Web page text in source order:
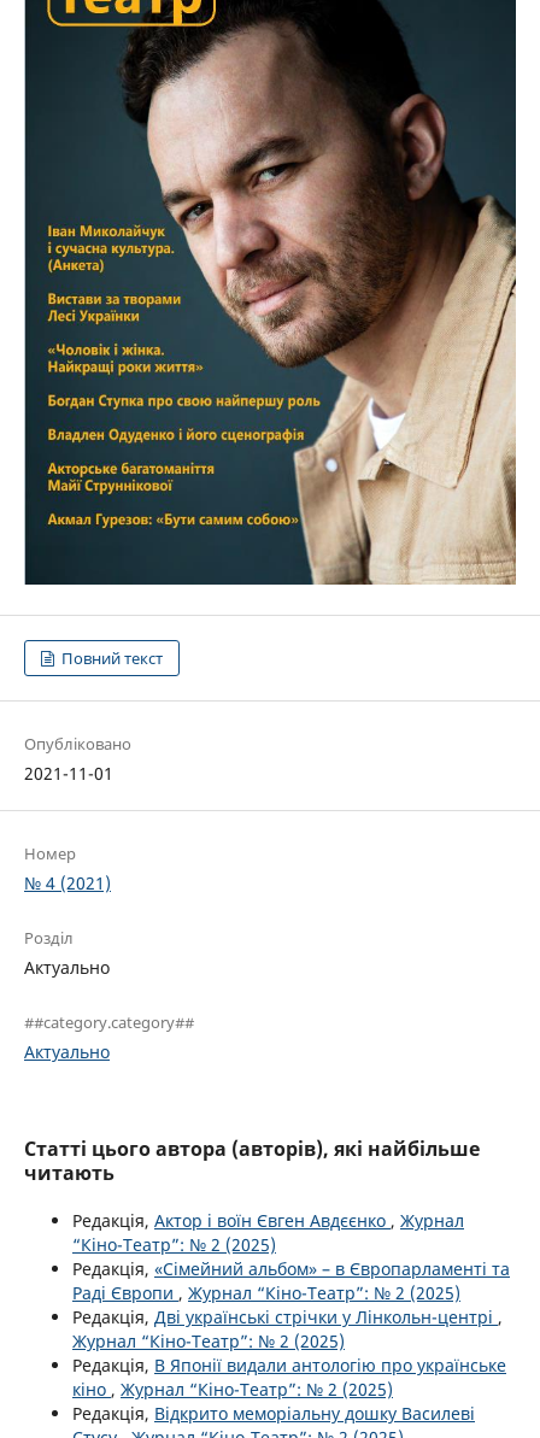
Повний текст
Опубліковано
2021-11-01
Номер
№ 4 (2021)
Розділ
Актуально
##category.category##
Актуально
Статті цього автора (авторів), які найбільше
читають
Редакція, Актор і воїн Євген Авдєєнко , Журнал
“Кіно-Театр”: № 2 (2025)
Редакція, «Сімейний альбом» – в Європарламенті та
Раді Європи , Журнал “Кіно-Театр”: № 2 (2025)
Редакція, Дві українські стрічки у Лінкольн-центрі ,
Журнал “Кіно-Театр”: № 2 (2025)
Редакція, В Японії видали антологію про українське
кіно , Журнал “Кіно-Театр”: № 2 (2025)
Редакція, Відкрито меморіальну дошку Василеві